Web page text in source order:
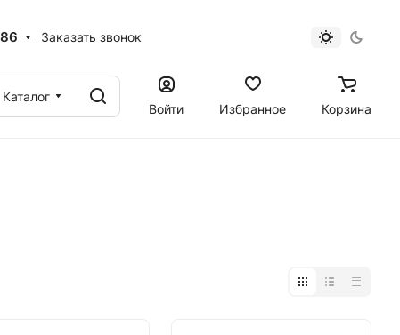
Заказать звонок
Каталог
Войти
Избранное Корзина